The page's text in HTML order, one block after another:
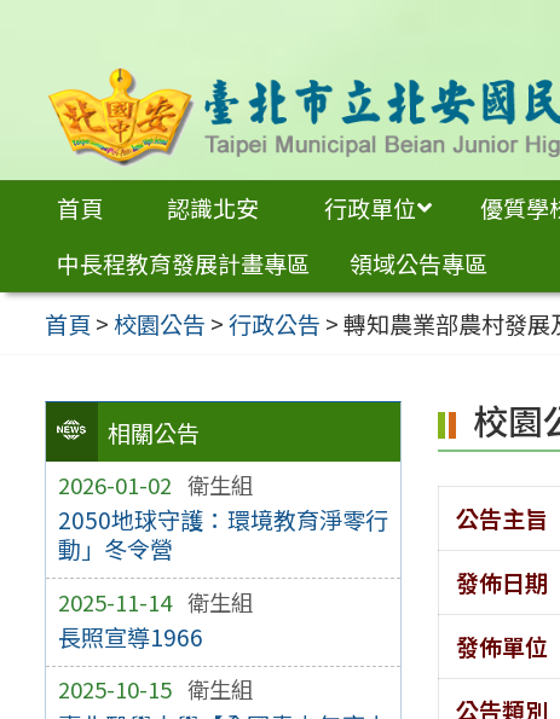
內
首頁 認識北安 行政單位 優質學
中長程教育發展計畫專區
領域公告專區
首頁 >校園公告 >行政公告 >轉知農業部農村發
相關公告
2026-01-02 衛生組
2050地球守護：環境教育淨零行
動」冬令營
2025-11-14 衛生組
長照宣導1966
2025-10-15 衛生組
校園
公告主旨
發佈日期
發佈單位
公告類別